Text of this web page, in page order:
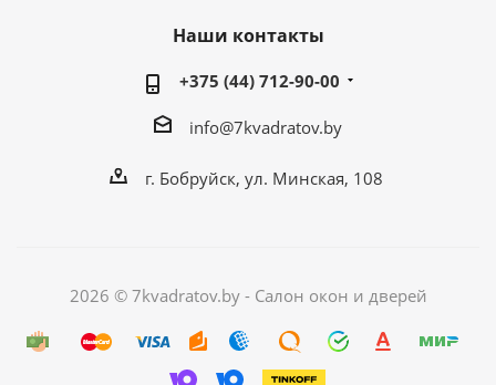
Наши контакты
+375 (44) 712-90-00
info@7kvadratov.by
г. Бобруйск, ул. Минская, 108
2026 © 7kvadratov.by - Салон окон и дверей